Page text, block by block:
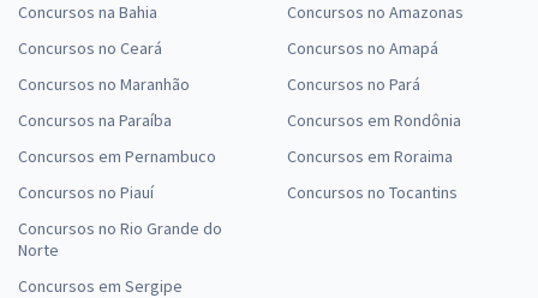
Concursos na Bahia
Concursos no Ceará
Concursos no Maranhão
Concursos na Paraíba
Concursos em Pernambuco
Concursos no Piauí
Concursos no Rio Grande do
Norte
Concursos em Sergipe
Concursos no Amazonas
Concursos no Amapá
Concursos no Pará
Concursos em Rondônia
Concursos em Roraima
Concursos no Tocantins